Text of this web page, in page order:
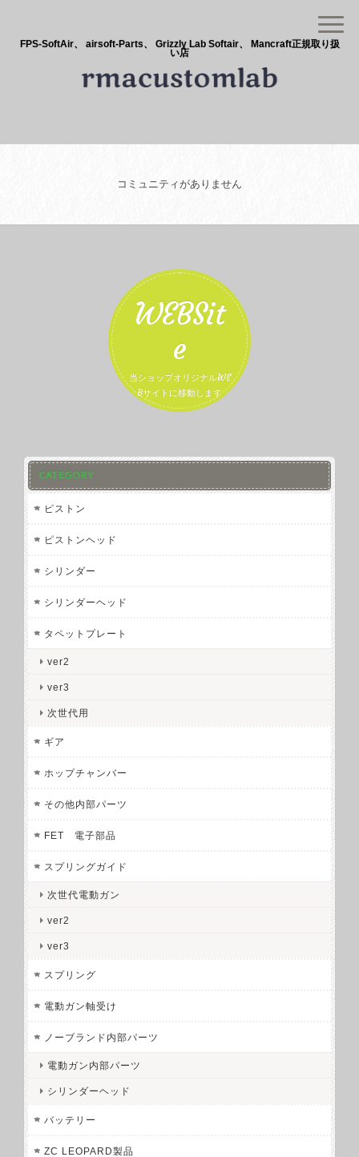
FPS-SoftAir、 airsoft-Parts、 Grizzly Lab Softair、 Mancraft正規取り扱
い店
コミュニティがありません
WEBSit
e
当ショップオリジナルWE
Bサイトに移動します
CATEGORY
ピストン
ピストンヘッド
シリンダー
シリンダーヘッド
タペットプレート
ver2
ver3
次世代用
ギア
ホップチャンバー
その他内部パーツ
FET 電子部品
スプリングガイド
次世代電動ガン
ver2
ver3
スプリング
電動ガン軸受け
ノーブランド内部パーツ
電動ガン内部パーツ
シリンダーヘッド
バッテリー
ZC LEOPARD製品